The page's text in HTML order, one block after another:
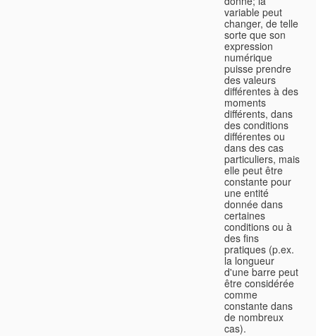
variable peut
changer, de telle
sorte que son
expression
numérique
puisse prendre
des valeurs
différentes à des
moments
différents, dans
des conditions
différentes ou
dans des cas
particuliers, mais
elle peut être
constante pour
une entité
donnée dans
certaines
conditions ou à
des fins
pratiques (p.ex.
la longueur
d'une barre peut
être considérée
comme
constante dans
de nombreux
cas).